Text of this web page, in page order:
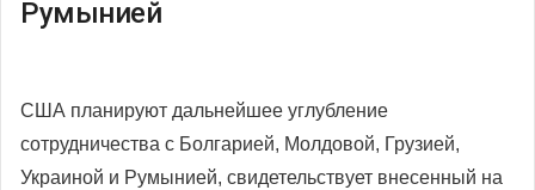
Румынией
США планируют дальнейшее углубление
сотрудничества с Болгарией, Молдовой, Грузией,
Украиной и Румынией, свидетельствует внесенный на